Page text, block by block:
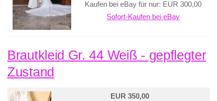
Kaufen bei eBay für nur: EUR 300,00
Sofort-Kaufen bei eBay
Brautkleid Gr. 44 Weiß - gepflegter
Zustand
EUR 350,00